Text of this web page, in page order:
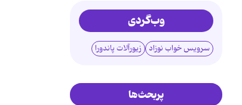
وب‌گردی
سرویس خواب نوزاد زیورآلات پاندورا
پربحث‌ها